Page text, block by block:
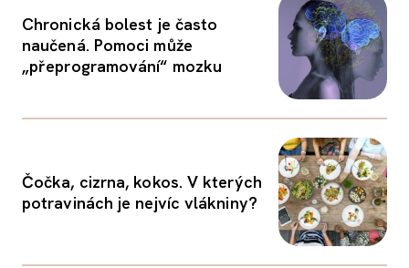
Chronická bolest je často
naučená. Pomoci může
„přeprogramování“ mozku
Čočka, cizrna, kokos. V kterých
potravinách je nejvíc vlákniny?